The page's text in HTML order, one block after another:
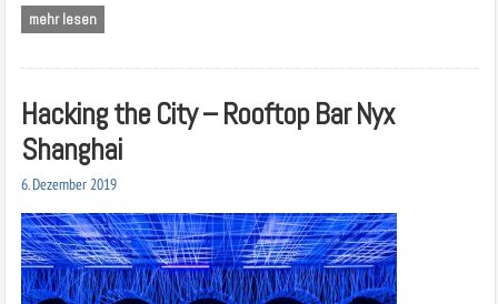
mehr lesen
Hacking the City – Rooftop Bar Nyx
Shanghai
6. Dezember 2019